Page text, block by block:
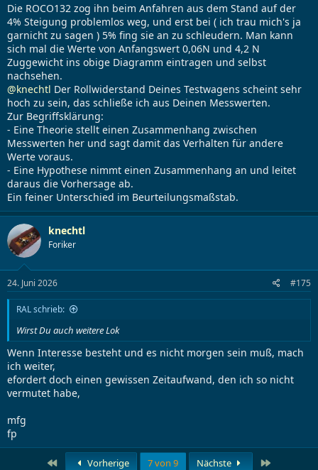
Die ROCO132 zog ihn beim Anfahren aus dem Stand auf der
4% Steigung problemlos weg, und erst bei ( ich trau mich's ja
garnicht zu sagen ) 5% fing sie an zu schleudern. Man kann
sich mal die Werte von Anfangswert 0,06N und 4,2 N
Zuggewicht ins obige Diagramm eintragen und selbst
nachsehen.
@knechtl Der Rollwiderstand Deines Testwagens scheint sehr
hoch zu sein, das schließe ich aus Deinen Messwerten.
Zur Begriffsklärung:
- Eine Theorie stellt einen Zusammenhang zwischen
Messwerten her und sagt damit das Verhalten für andere
Werte voraus.
- Eine Hypothese nimmt einen Zusammenhang an und leitet
daraus die Vorhersage ab.
Ein feiner Unterschied im Beurteilungsmaßstab.
knechtl
Foriker
24. Juni 2026 #175
RAL schrieb:
Wirst Du auch weitere Lok
Wenn Interesse besteht und es nicht morgen sein muß, mach
ich weiter,
efordert doch einen gewissen Zeitaufwand, den ich so nicht
vermutet habe,
mfg
fp
Erste Vorherige 7 von 9 Nächste